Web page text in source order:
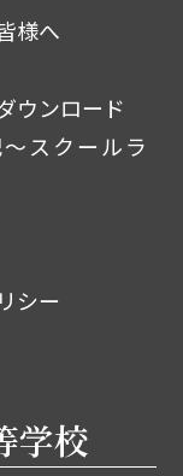
様へ
ウンロード
スクールラ
シー
学校